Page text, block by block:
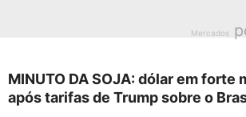
Mercados
MINUTO DA SOJA: dólar em forte
após tarifas de Trump sobre o